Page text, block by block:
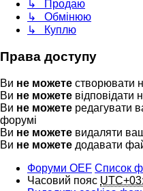
↳ Продаю
↳ Обмінюю
↳ Куплю
Права доступу
Ви не можете створювати
Ви не можете відповідати
Ви не можете редагувати
форумі
Ви не можете видаляти
Ви не можете додавати
Форуми OEF Список
Часовий пояс